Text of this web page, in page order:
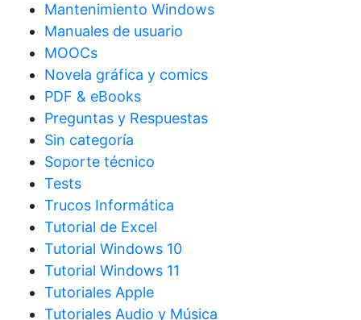
Mantenimiento Windows
Manuales de usuario
MOOCs
Novela gráfica y comics
PDF & eBooks
Preguntas y Respuestas
Sin categoría
Soporte técnico
Tests
Trucos Informática
Tutorial de Excel
Tutorial Windows 10
Tutorial Windows 11
Tutoriales Apple
Tutoriales Audio y Música